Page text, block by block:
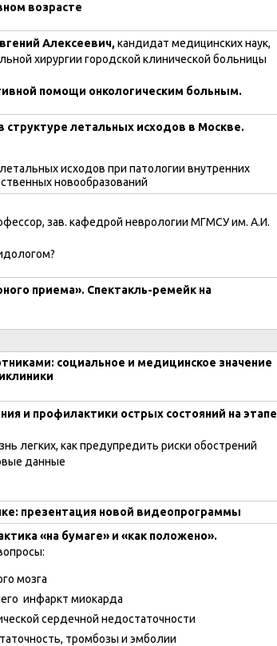
возрасте
Алексеевич,кандидат медицинских наук,
хирургии городской клинической больницы
помощи онкологическим больным.
структуре летальных исходов в Москве.
исходов при патологии внутренних
новообразований
зав. кафедрой неврологии МГМСУ им. А.И.
приема». Спектакль-ремейк на
социальное и медицинское значение
и профилактики острых состояний на этапе
легких, как предупредить риски обострений
данные
презентация новой видеопрограммы
«на бумаге» и «как положено».
мозга
инфаркт миокарда
сердечной недостаточности
тромбозы и эмболии